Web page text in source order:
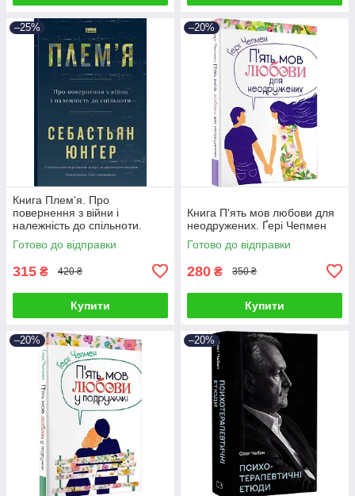
–25%
Книга Плем'я. Про
повернення з війни і
належність до спільноти.
Себастьян Юнгер
Готово до відправки
315 ₴ 420 ₴
Купити
–20%
Книга П'ять мов любови для
неодружених. Ґері Чепмен
Готово до відправки
280 ₴ 350 ₴
Купити
–20% –20%